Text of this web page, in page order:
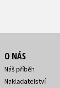
O NÁS
Náš příběh
Nakladatelství